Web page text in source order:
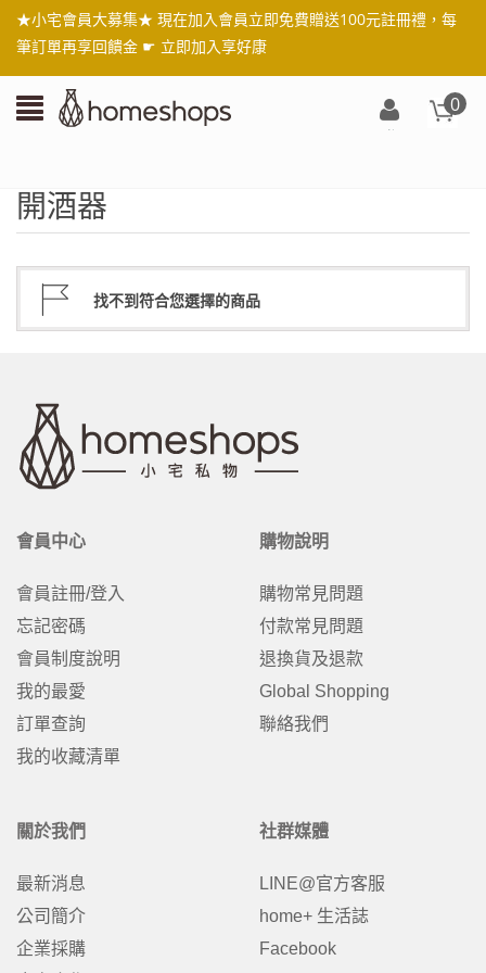
★小宅會員大募集★ 現在加入會員立即免費贈送100元註冊禮，每
筆訂單再享回饋金 ☛ 立即加入享好康
0
開酒器
找不到符合您選擇的商品
會員中心
會員註冊/登入
忘記密碼
會員制度說明
我的最愛
訂單查詢
我的收藏清單
購物說明
購物常見問題
付款常見問題
退換貨及退款
Global Shopping
聯絡我們
關於我們
最新消息
公司簡介
企業採購
社群媒體
LINE@官方客服
home+ 生活誌
Facebook